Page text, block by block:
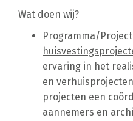
Wat doen wij?
Programma/
ervaring in het
en
projecten een
aannemers en